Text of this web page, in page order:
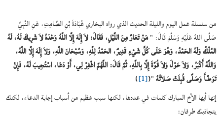
من سلسلة عمل اليوم والليلة الحديث الذي رواه البخاري عُبَادَةَ بْنِ الصَّامِتِ، عَنِ النَّبِيِّ
صَلَّى اللهُ عَلَيْهِ وَسَلَّمَ قَالَ: "مَنْ تَعَارَّ مِنَ اللَّيْلِ، فَقَالَ: لاَ إِلَهَ إِلَّا اللَّهُ وَحْدَهُ لاَ شَرِيكَ لَهُ، لَهُ
المُلْكُ وَلَهُ الحَمْدُ، وَهُوَ عَلَى كُلِّ شَيْءٍ قَدِيرٌ، الحَمْدُ لِلَّهِ، وَسُبْحَانَ اللَّهِ، وَلاَ إِلَهَ إِلَّا اللَّهُ،
وَاللَّهُ أَكْبَرُ، وَلاَ حَوْلَ وَلاَ قُوَّةَ إِلَّا بِاللَّهِ، ثُمَّ قَالَ: اللَّهُمَّ اغْفِرْ لِي، أَوْ دَعَا، اسْتُجِيبَ لَهُ، فَإِنْ
تَوَضَّأَ وَصَلَّى قُبِلَتْ صَلاَتُهُ"
(
[1]
)
إنها أيها الأخ المبارك كلمات في عددها، لكنها سبب عظيم من أسباب إجابة الدعاء، لكنك
يتجاذبك طرفان: